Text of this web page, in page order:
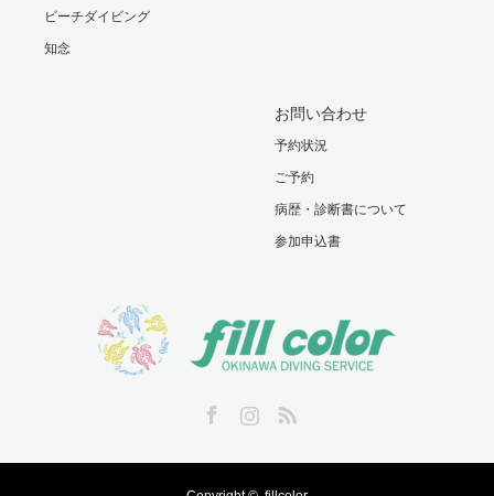
ビーチダイビング
知念
お問い合わせ
予約状況
ご予約
病歴・診断書について
参加申込書